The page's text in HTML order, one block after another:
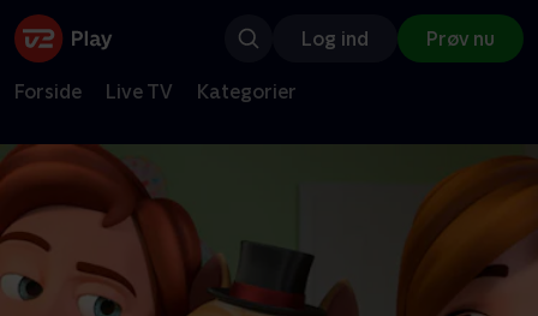
Log ind Prøv nu
Forside Live TV Kategorier